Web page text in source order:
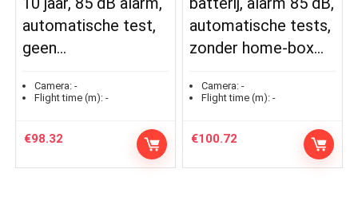
automatische test,
geen…
Camera: -
Flight time (m): -
€98.32
automatische tests,
zonder home-box…
Camera: -
Flight time (m): -
€100.72